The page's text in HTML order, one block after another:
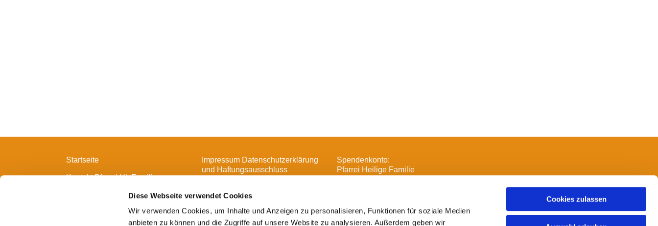
Diese Webseite verwendet Cookies
Wir verwenden Cookies, um Inhalte und Anzeigen zu personalisieren, Funktionen für soziale Medien
anbieten zu können und die Zugriffe auf unsere Website zu analysieren. Außerdem geben wir
Cookies zulassen
Startseite
Kontakt Pfarrei Hl. Familie
Impressum Datenschutzerklärung
und Haftungsausschluss
Spendenkonto:
Pfarrei Heilige Familie
Heilige Familie, Spandau-Havelland